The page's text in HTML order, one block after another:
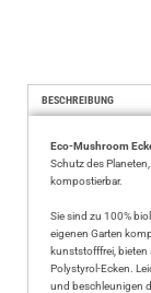
BESCHREIBUNG
Eco-Mushroom
Schutz des
kompostierbar.
Sie sind zu 100%
eigenen Garten
kunststofffrei,
Polystyrol-Ecken.
und beschleunigen